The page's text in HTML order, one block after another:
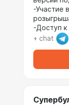
-Участие
-Доступ к
+ chat